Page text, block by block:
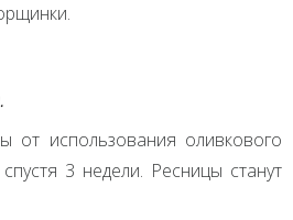
от использования оливкового
3 недели. Ресницы станут